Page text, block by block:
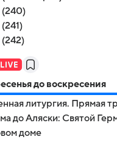
до воскресения
литургия. Прямая
до Аляски: Святой
доме